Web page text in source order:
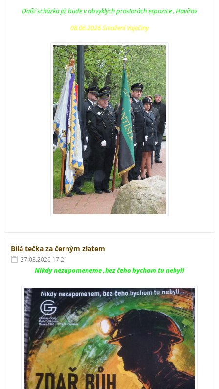
Další schůzka již bude v obvyklých prostorách expozice , Havířov
08.06.2026 Smažení Vaječiny
Bílá tečka za černým zlatem
27.03.2026 17:21
Nikdy nezapomeneme ,bez čeho bychom tu nebyli